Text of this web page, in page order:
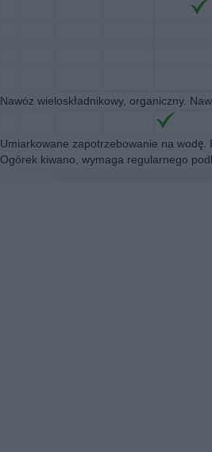
Nawóz wieloskładnikowy, organiczny.
Umiarkowane zapotrzebowanie na wodę.
Ogórek kiwano, wymaga regularnego